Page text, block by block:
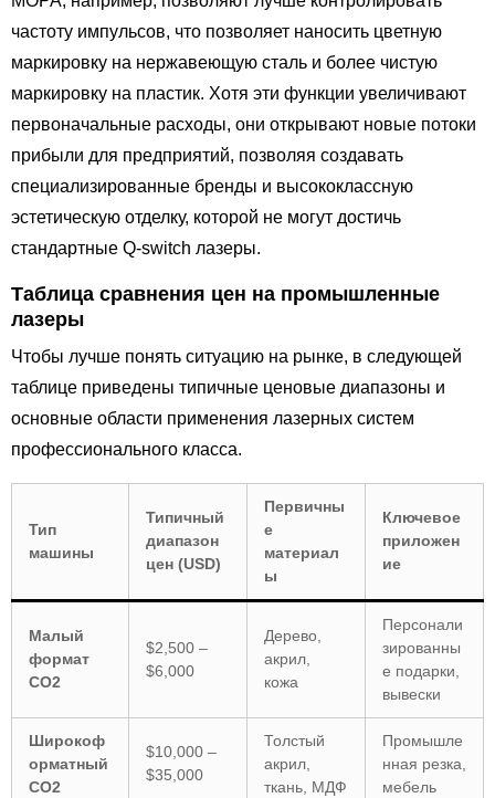
частоту импульсов, что позволяет наносить цветную
маркировку на нержавеющую сталь и более чистую
маркировку на пластик. Хотя эти функции увеличивают
первоначальные расходы, они открывают новые потоки
прибыли для предприятий, позволяя создавать
специализированные бренды и высококлассную
эстетическую отделку, которой не могут достичь
стандартные Q-switch лазеры.
Таблица сравнения цен на промышленные
лазеры
Чтобы лучше понять ситуацию на рынке, в следующей
таблице приведены типичные ценовые диапазоны и
основные области применения лазерных систем
профессионального класса.
Тип
машины
Типичный
диапазон
цен (USD)
Первичны
е
материал
ы
Ключевое
приложен
ие
Малый
формат
CO2
$2,500 –
$6,000
Дерево,
акрил,
кожа
Персонали
зированны
е подарки,
вывески
Широкоф
орматный
CO2
$10,000 –
$35,000
Толстый
акрил,
ткань, МДФ
Промышле
нная резка,
мебель